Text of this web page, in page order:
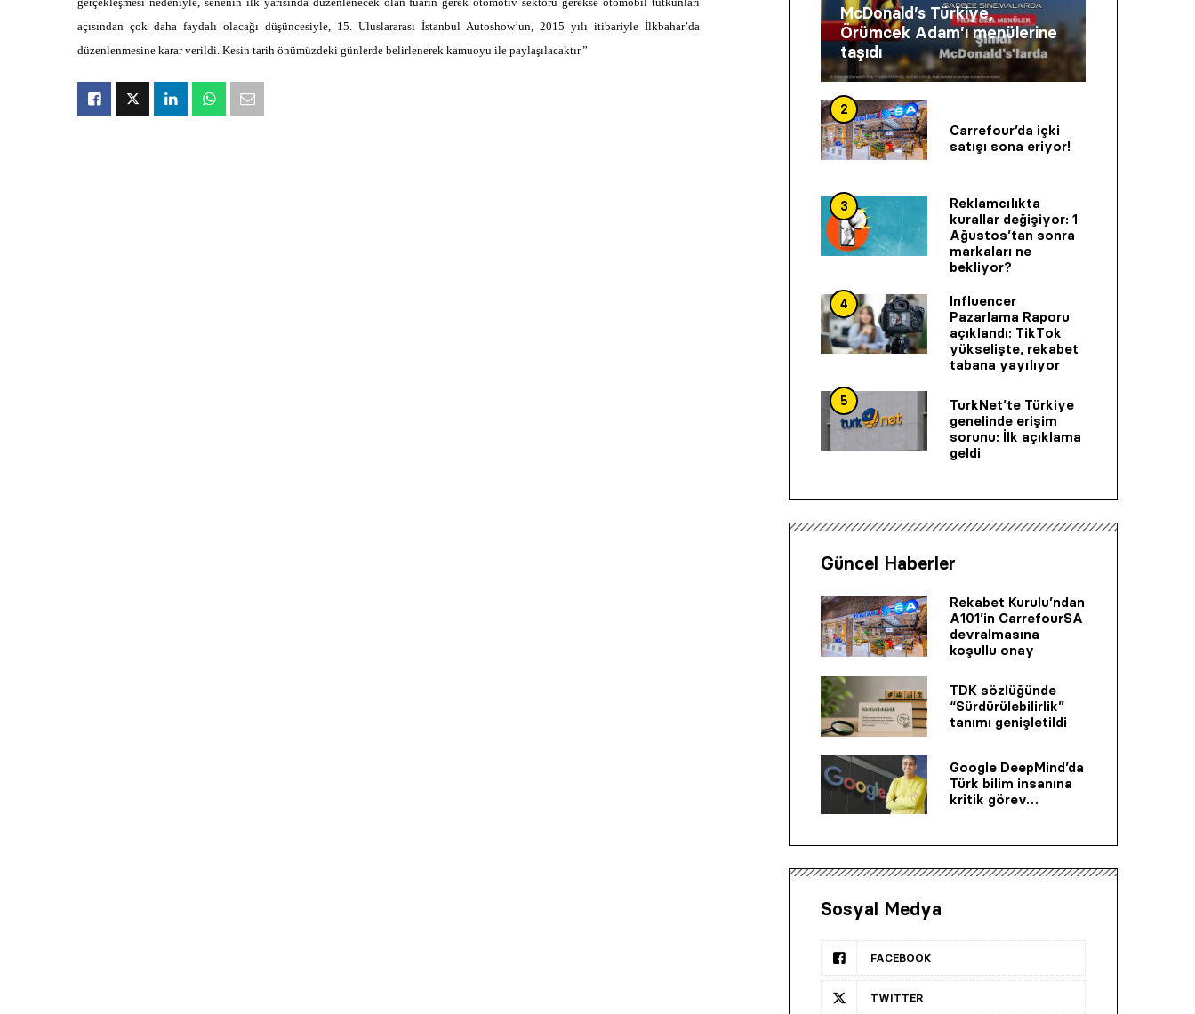
açısından çok daha faydalı olacağı düşüncesiyle, 15. Uluslararası İstanbul Autoshow’un, 2015 yılı itibariyle İlkbahar’da
düzenlenmesine karar verildi. Kesin tarih önümüzdeki günlerde belirlenerek kamuoyu ile paylaşılacaktır.”
McDonald’s Türkiye,
Örümcek Adam’ı menülerine
taşıdı
2
Carrefour’da içki
satışı sona eriyor!
3
Reklamcılıkta
kurallar değişiyor: 1
Ağustos’tan sonra
markaları ne
bekliyor?
4
Influencer
Pazarlama Raporu
açıklandı: TikTok
yükselişte, rekabet
tabana yayılıyor
5
TurkNet’te Türkiye
genelinde erişim
sorunu: İlk açıklama
geldi
Güncel Haberler
Rekabet Kurulu’ndan
A101’in CarrefourSA
devralmasına
koşullu onay
TDK sözlüğünde
“Sürdürülebilirlik”
tanımı genişletildi
Google DeepMind’da
Türk bilim insanına
kritik görev…
Sosyal Medya
FACEBOOK
TWITTER